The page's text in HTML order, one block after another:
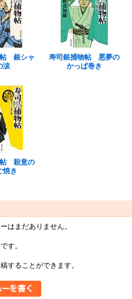
帖 銀シャ
涙
寿司銀捕物帖 悪夢の
かっぱ巻き
帖 殺意の
焼き
はまだありません。
す。
することができます。